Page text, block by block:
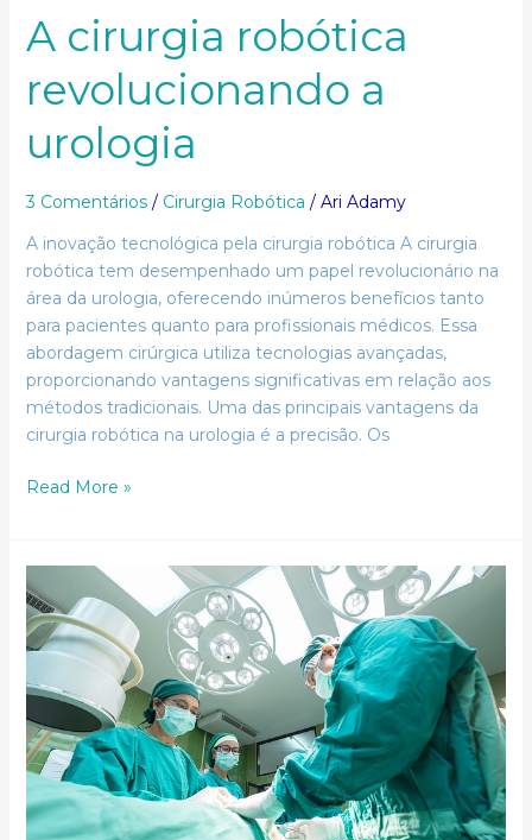
A cirurgia robótica
revolucionando a
urologia
3 Comentários / Cirurgia Robótica / Ari Adamy
A inovação tecnológica pela cirurgia robótica A cirurgia
robótica tem desempenhado um papel revolucionário na
área da urologia, oferecendo inúmeros benefícios tanto
para pacientes quanto para profissionais médicos. Essa
abordagem cirúrgica utiliza tecnologias avançadas,
proporcionando vantagens significativas em relação aos
métodos tradicionais. Uma das principais vantagens da
cirurgia robótica na urologia é a precisão. Os
Read More »
Aumento
da
Próstata:
entenda
o
é
a
Hiperplasia
prostática
benigna